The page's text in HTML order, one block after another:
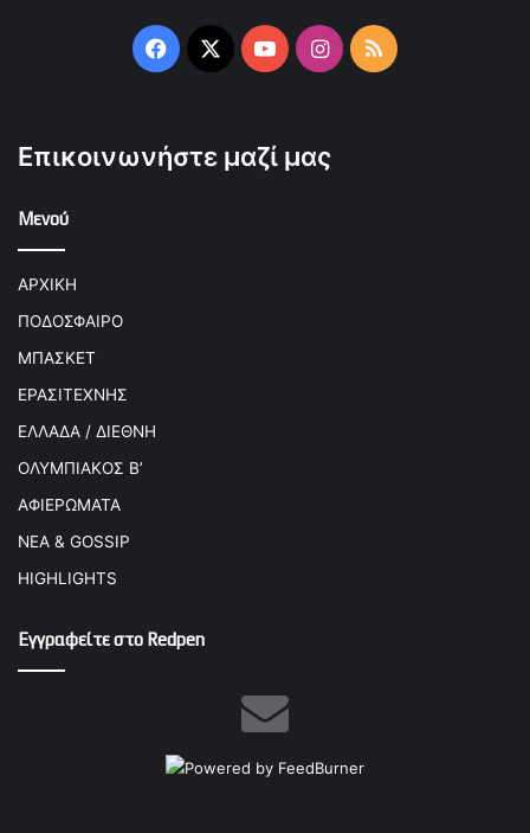
Facebook
X YouTubeInstagram
RSS
Επικοινωνήστε μαζί μας
Μενού
ΑΡΧΙΚΗ
ΠΟΔΟΣΦΑΙΡΟ
ΜΠΑΣΚΕΤ
ΕΡΑΣΙΤΕΧΝΗΣ
ΕΛΛΑΔΑ / ΔΙΕΘΝΗ
ΟΛΥΜΠΙΑΚΟΣ Β’
ΑΦΙΕΡΩΜΑΤΑ
ΝΕΑ & GOSSIP
HIGHLIGHTS
Εγγραφείτε στο Redpen